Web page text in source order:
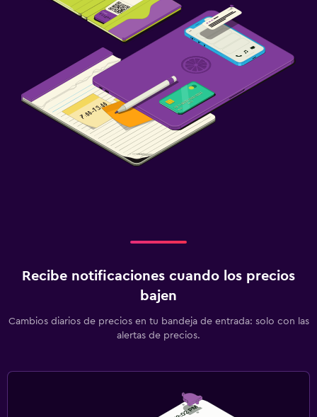
Recibe notificaciones cuando los precios
bajen
Cambios diarios de precios en tu bandeja de entrada: solo con las
alertas de precios.